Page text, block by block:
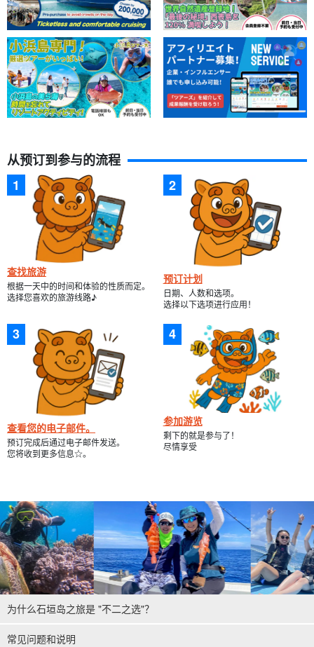
导游都是水上救生员资格。
我们举办我们将缓慢而仔细地为您讲
解，因此欢迎小孩子和游泳水平较差的人加入我们。
⬇︎ 仅适用于卡比拉湾 SUP
卡比拉湾 "SUP之旅★米其林指南3星★免费拍照和接送
开始时间9:00-11:30 / 13:30-16:00
所要时间时间：约 2.5 小时
14,500 日元。→方向标记或指示器
⬇︎ 仅用于卡比拉湾独木舟运动
石垣岛/半日游] 可当天预约！卡比ラ湾 "皮艇之旅 ★免
费拍照和接送（302号）
开始时间9:00-11:30 / 13:30-16:00
所要时间时间：约 2.5 小时
→方向标记或指示器 7,900
⬇︎ 仅用于蓝洞浮潜
开始时间9:00-12:00 / 13:30-16:30
所要时间：约 3 小时。
13,500 日元。→方向标记或指示器 6,900
从预订到参与的流程
查找旅游
根据一天中的时间和体验的性质而定。
选择您喜欢的旅游线路♪
预订计划
日期、人数和选项。
选择以下选项进行应用！
查看您的电子邮件。
预订完成后通过电子邮件发送。
您将收到更多信息☆。
参加游览
剩下的就是参与了！
尽情享受
为什么石垣岛之旅是 "不二之选"？
常见问题和说明